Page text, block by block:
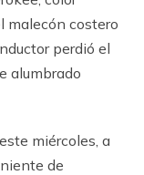
malecón costero
perdió el
alumbrado
miércoles, a
de